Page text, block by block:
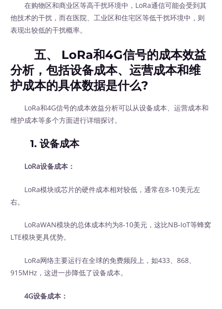
在购物区和商业区等高干扰环境中，LoRa通信可能会受到其
他技术的干扰，而在医院、工业区和住宅区等低干扰环境中，则
表现出较低的干扰概率。
五、 LoRa和4G信号的成本效益
分析，包括设备成本、运营成本和维
护成本的具体数据是什么?
LoRa和4G信号的成本效益分析可以从设备成本、运营成本和
维护成本等多个方面进行详细探讨。
1. 设备成本
LoRa设备成本：
LoRa模块或芯片的硬件成本相对较低，通常在8-10美元左
右。
LoRaWAN模块的总体成本约为8-10美元，这比NB-IoT等蜂窝
LTE模块更具优势。
LoRa网络主要运行在全球的免费频段上，如433、868、
915MHz，这进一步降低了设备成本。
4G设备成本：